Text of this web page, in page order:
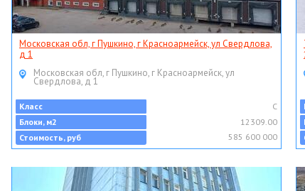
Московская обл, г Пушкино, г Красноармейск, ул Свердлова,
д 1
Московская обл, г Пушкино, г Красноармейск, ул
Свердлова, д 1
Класс
C
Блоки, м2
12309.00
Стоимость, руб
585 600 000